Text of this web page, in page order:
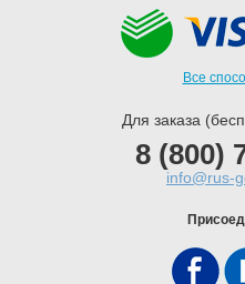
Все
Для заказа
8 (800)
info@rus-